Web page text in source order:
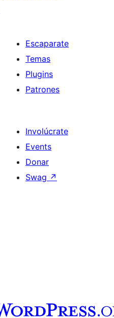
Escaparate
Temas
Plugins
Patrones
Involúcrate
Events
Donar
Swag ↗